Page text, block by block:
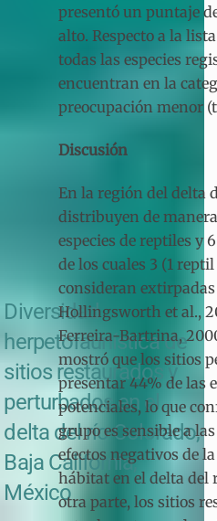
Diversidad
herpetofaunística de
sitios restaurados y
perturbados en el
delta del río Colorado,
Baja California,
México
presentó un puntaje
alto. Respecto a la
todas las especies
encuentran en la
preocupación menor
Discusión
En la región del delta
distribuyen de
especies de reptiles y
de los cuales 3 (1
consideran
Hollingsworth et al.,
Ferreira-Bartrina,
mostró que los sitios
presentar 44% de las
potenciales, lo que
grupo es sensible a
efectos negativos de
hábitat en el delta del
otra parte, los sitios